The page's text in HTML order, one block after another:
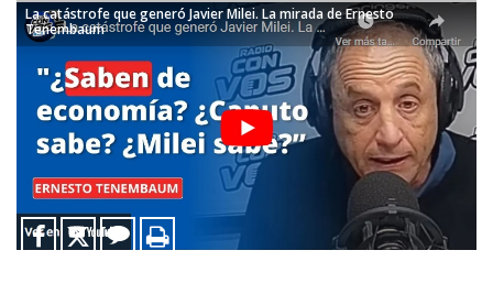
La catástrofe que generó Javier Milei. La mirada de Ernesto
Tenembaum